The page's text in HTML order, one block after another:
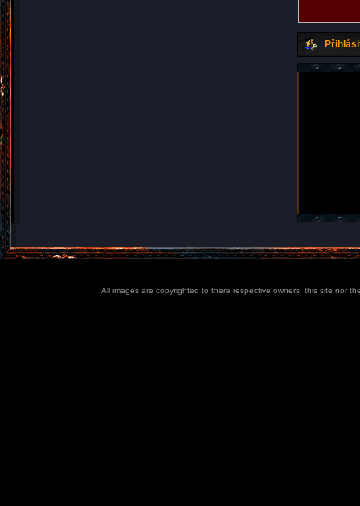
All images are copyrighted to there respective owners, this site nor